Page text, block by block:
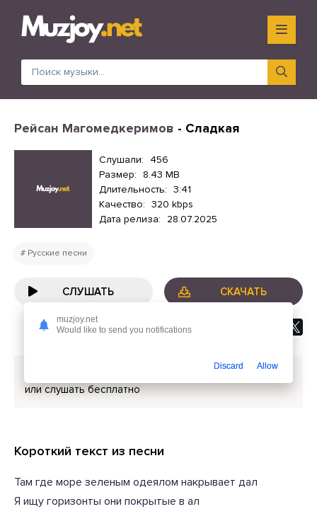
Рейсан Магомедкеримов - Сладкая
Слушали:
456
Размер:
8.43 MB
Длительность: 3:41
Качество: 320 kbps
Дата релиза:
28.07.2025
Русские песни
СЛУШАТЬ СКАЧАТЬ
или слушать бесплатно
Короткий текст из песни
Там где море зеленым одеялом накрывает дал
Я ищу горизонты они покрытые в ал
muzjoy.net
Would like to send you notifications
Discard Allow